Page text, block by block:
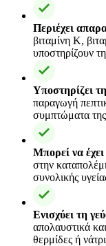
Περιέχει
βιταμίνη Κ,
υποστηρίζουν
Υποστηρίζει
παραγωγή
συμπτώματα
Μπορεί να έχει
στην
συνολικής
Ενισχύει τη
απολαυστικά
θερμίδες ή